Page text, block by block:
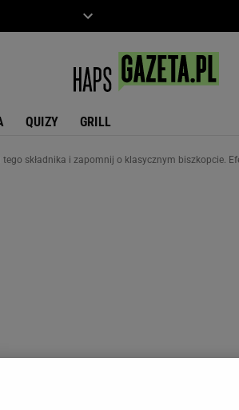
QUIZY GRILL
tego składnika i zapomnij o klasycznym biszkopcie.